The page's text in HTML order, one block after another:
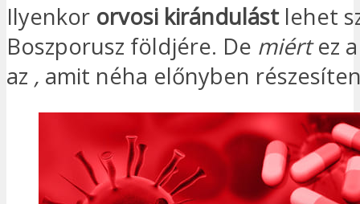
Ilyenkor orvosi kirándulást lehet
Boszporusz földjére. De miértez
az , amit néha előnyben